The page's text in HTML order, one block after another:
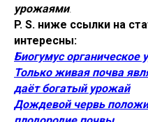
урожаями.
P. S. ниже ссылки на
интересны:
Биогумус органическое
Только живая почва
даёт богатый урожай
Дождевой червь